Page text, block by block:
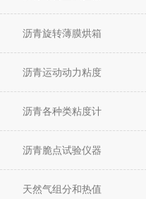
沥青旋转薄膜烘箱
沥青运动动力粘度
沥青各种类粘度计
沥青脆点试验仪器
天然气组分和热值